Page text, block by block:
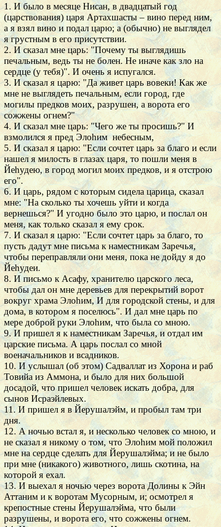
1. И было в месяце Нисан, в двадцатый год
(царствования) царя Артахшасты – вино перед ним,
а я взял вино и подал царю; а (обычно) не выглядел
я грустным в его присутствии.
2. И сказал мне царь: "Почему ты выглядишь
печальным, ведь ты не болен. Не иначе как зло на
сердце (у тебя)". И очень я испугался.
3. И сказал я царю: "Да живет царь вовеки! Как же
мне не выглядеть печальным, если город, где
могилы предков моих, разрушен, а ворота его
сожжены огнем?"
4. И сказал мне царь: "Чего же ты просишь?" И
взмолился я пред Элоhим небесным,
5. И сказал я царю: "Если сочтет царь за благо и если
нашел я милость в глазах царя, то пошли меня в
Йеhудею, в город могил моих предков, и я отстрою
его".
6. И царь, рядом с которым сидела царица, сказал
мне: "На сколько ты хочешь уйти и когда
вернешься?" И угодно было это царю, и послал он
меня, как только сказал я ему срок.
7. И сказал я царю: "Если сочтет царь за благо, то
пусть дадут мне письма к наместникам Заречья,
чтобы переправляли они меня, пока не дойду я до
Йеhудеи.
8. И письмо к Асафу, хранителю царского леса,
чтобы дал он мне деревьев для перекрытий ворот
вокруг храма Элоhим, И для городской стены, и для
дома, в котором я поселюсь". И дал мне царь по
мере доброй руки Элоhим, что была со мною.
9. И пришел я к наместникам Заречья, и отдал им
царские письма. А царь послал со мной
военачальников и всадников.
10. И услышал (об этом) Садваллат из Хорона и раб
Товийа из Аммона, и было для них большой
досадой, что пришел человек искать добра, для
сынов Исраэйлевых.
11. И пришел я в Йерушалэйм, и пробыл там три
дня.
12. А ночью встал я, и несколько человек со мною, и
не сказал я никому о том, что Элоhим мой положил
мне на сердце сделать для Йерушалэйма; и не было
при мне (никакого) животного, лишь скотина, на
которой я ехал.
13. И выехал я ночью через ворота Долины к Эйн
Аттаним и к воротам Мусорным, и; осмотрел я
крепостные стены Йерушалэйма, что были
разрушены, и ворота его, что сожжены огнем.